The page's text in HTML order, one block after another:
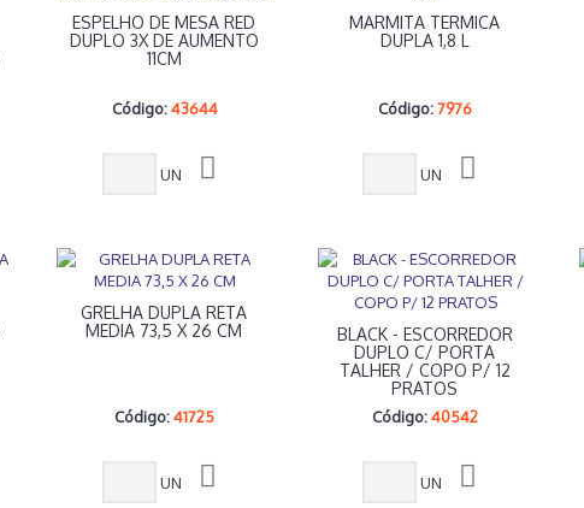
ESPELHO DE MESA RED
DUPLO 3X DE AUMENTO
11CM
Código: 43644
UN
MARMITA TERMICA
DUPLA 1,8 L
Código: 7976
UN
GRELHA DUPLA RETA
MEDIA 73,5 X 26 CM
Código:41725
UN
BLACK - ESCORREDOR
DUPLO C/ PORTA
TALHER / COPO P/ 12
PRATOS
Código: 40542
UN